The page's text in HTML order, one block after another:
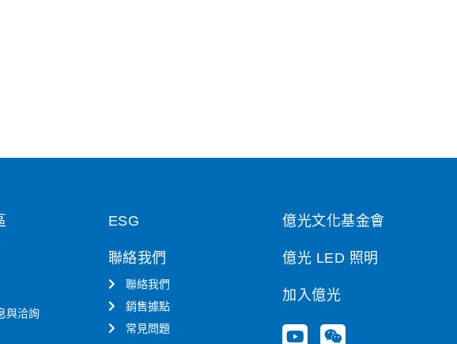
與洽詢
ESG
聯絡我們
聯絡我們
銷售據點
常見問題
億光文化基金會
億光 LED 照明
加入億光
Y
W